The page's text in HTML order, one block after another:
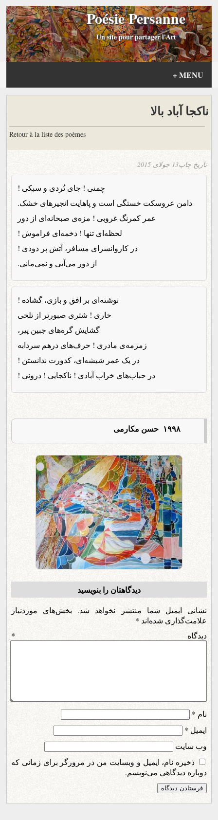
Poésie Persanne
Un site pour partager l'Art
MENU
+
ناکجا آباد بالا
Retour à la liste des poèmes
تاریخ چاپ13 جولای 2015
چمنی ! جای تُردی و سبکی !
دامن عروسکت خستگی است و پاهایت انجیرهای خشک.
عمر کمرنگ غروبی ! مزه‌ی صبحانه‌ای از دور
لحظه‌ای تنها ! دخمه‌ای فراموش !
در کاروانسرای مسافر، آتش پر دودی !
از دور می‌آیی و نمی‌مانی.
نوشته‌ای بر افق و بازی، گشاده !
خاری ! شتری صبورتر از تلخی
گشایش گره‌های جبین پیر،
زمزمه‌ی مادری ! حرف‌های درهم سردابه
در یک عمر شیشه‌ای، کدورت ندانستن !
در حباب‌های خراب آبادی ! ناکجایی ! درونی !
۱۹۹۸ حسن مکارمی
دیدگاهتان را بنویسید
نشانی ایمیل شما منتشر نخواهد شد.
بخش‌های موردنیاز
علامت‌گذاری شده‌اند *
دیدگاه *
نام *
ایمیل *
وب‌ سایت
ذخیره نام، ایمیل و وبسایت من در مرورگر برای زمانی که
دوباره دیدگاهی می‌نویسم.